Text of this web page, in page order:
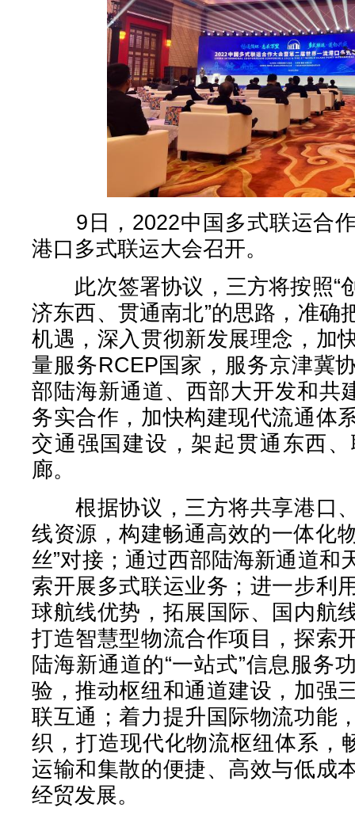
9日，2022中国多式联运合作
港口多式联运大会召开。
此次签署协议，三方将按照“
济东西、贯通南北”的思路，准确
机遇，深入贯彻新发展理念，加
量服务RCEP国家，服务京津冀
部陆海新通道、西部大开发和共
务实合作，加快构建现代流通体
交通强国建设，架起贯通东西
廊。
根据协议，三方将共享港口
线资源，构建畅通高效的一体化
丝”对接；通过西部陆海新通道和
索开展多式联运业务；进一步利
球航线优势，拓展国际、国内航
打造智慧型物流合作项目，探索
陆海新通道的“一站式”信息服务
验，推动枢纽和通道建设，加强
联互通；着力提升国际物流功能
织，打造现代化物流枢纽体系，
运输和集散的便捷、高效与低成
经贸发展。